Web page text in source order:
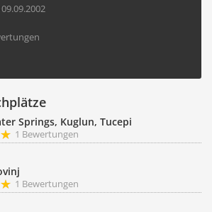
09.09.2002
Springs, Kuglun, Tucepi
1 Bewertungen
1 Bewertungen